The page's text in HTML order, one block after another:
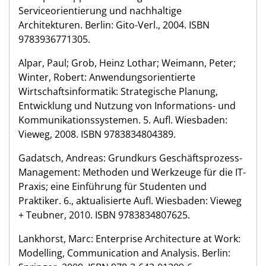
Serviceorientierung und nachhaltige
Architekturen. Berlin: Gito-Verl., 2004. ISBN
9783936771305.
Alpar, Paul; Grob, Heinz Lothar; Weimann, Peter;
Winter, Robert: Anwendungsorientierte
Wirtschaftsinformatik: Strategische Planung,
Entwicklung und Nutzung von Informations- und
Kommunikationssystemen. 5. Aufl. Wiesbaden:
Vieweg, 2008. ISBN 9783834804389.
Gadatsch, Andreas: Grundkurs Geschäftsprozess-
Management: Methoden und Werkzeuge für die IT-
Praxis; eine Einführung für Studenten und
Praktiker. 6., aktualisierte Aufl. Wiesbaden: Vieweg
+ Teubner, 2010. ISBN 9783834807625.
Lankhorst, Marc: Enterprise Architecture at Work:
Modelling, Communication and Analysis. Berlin: